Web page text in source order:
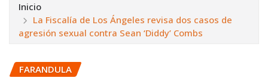
Inicio
La Fiscalía de Los Ángeles revisa dos casos de
agresión sexual contra Sean ‘Diddy’ Combs
FARANDULA